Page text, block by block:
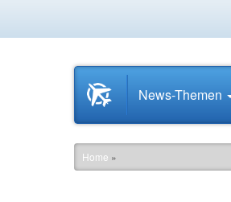
StartseiteNews-Themen
Home »